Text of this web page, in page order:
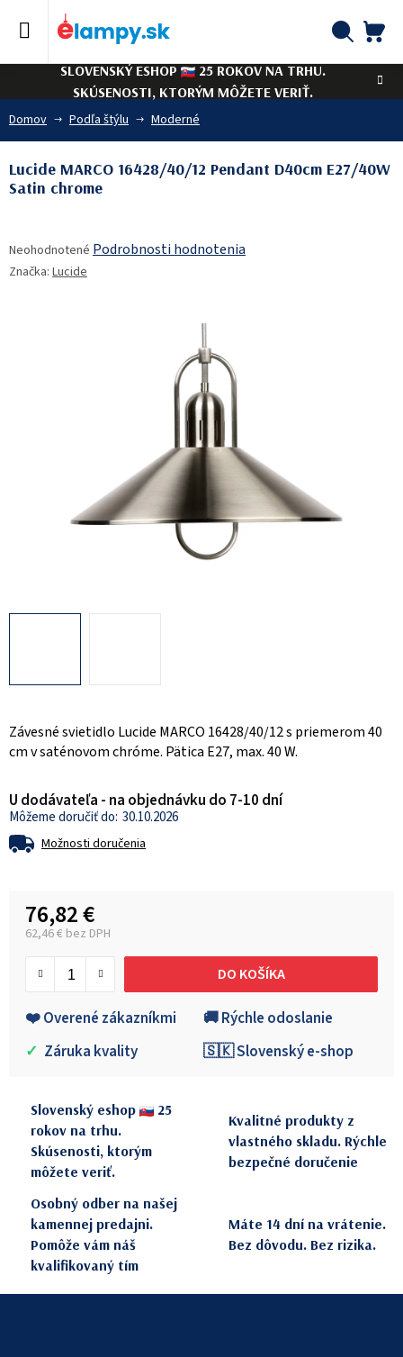
SLOVENSKÝ ESHOP
25 ROKOV NA TRHU.
SKÚSENOSTI, KTORÝM MÔŽETE VERIŤ.
Domov Podľa štýlu Moderné
Závesné svietidlo Lucide MARCO 16428/40/12 s priemerom 40
cm v saténovom chróme. Pätica E27, max. 40 W.
U dodávateľa - na objednávku do 7-10 dní
30.10.2026
Možnosti doručenia
76,82 €
62,46 € bez DPH
DO KOŠÍKA
❤️ Overené zákazníkmi
🚚 Rýchle odoslanie
✓ Záruka kvality 🇸🇰 Slovenský e-shop
Lucide MARCO 16428/40/12 Pendant D40cm E27/40W
Satin chrome
hodnotenie
produktu
Neohodnotené Podrobnosti hodnotenia
Značka: Lucide
Slovenský eshop
25
rokov na trhu.
Skúsenosti, ktorým
môžete veriť.
Kvalitné produkty z
vlastného skladu. Rýchle
bezpečné doručenie
Osobný odber na našej
kamennej predajni.
Pomôže vám náš
kvalifikovaný tím
Máte 14 dní na vrátenie.
Bez dôvodu. Bez rizika.